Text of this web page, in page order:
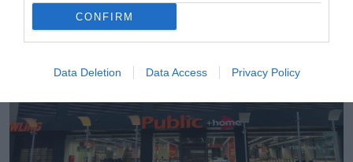
CONFIRM
Data Deletion Data Access Privacy Policy